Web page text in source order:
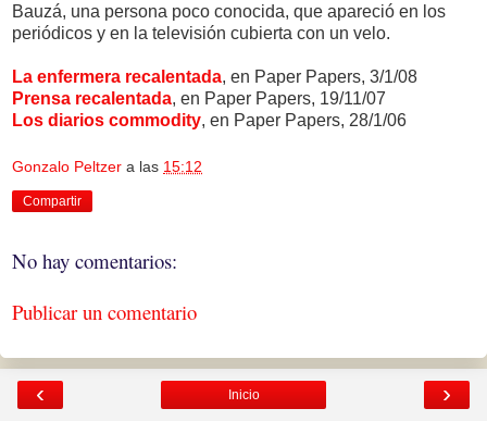
Bauzá, una persona poco conocida, que apareció en los
periódicos y en la televisión cubierta con un velo.
La enfermera recalentada, en Paper Papers, 3/1/08
Prensa recalentada, en Paper Papers, 19/11/07
Los diarios commodity, en Paper Papers, 28/1/06
Gonzalo Peltzer a las 15:12
Compartir
No hay comentarios:
Publicar un comentario
‹ ›
Inicio